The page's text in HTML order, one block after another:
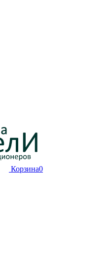
Корзина0